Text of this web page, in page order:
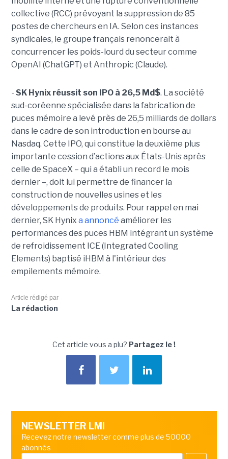
collective (RCC) prévoyant la suppression de 85
postes de chercheurs en IA. Selon ces instances
syndicales, le groupe français renoncerait à
concurrencer les poids-lourd du secteur comme
OpenAI (ChatGPT) et Anthropic (Claude).
- SK Hynix réussit son IPO à 26,5 Md$. La société
sud-coréenne spécialisée dans la fabrication de
puces mémoire a levé près de 26,5 milliards de dollars
dans le cadre de son introduction en bourse au
Nasdaq. Cette IPO, qui constitue la deuxième plus
importante cession d’actions aux États-Unis après
celle de SpaceX – qui a établi un record le mois
dernier –, doit lui permettre de financer la
construction de nouvelles usines et les
développements de produits. Pour rappel en mai
dernier, SK Hynix a annoncé améliorer les
performances des puces HBM intégrant un système
de refroidissement ICE (Integrated Cooling
Elements) baptisé iHBM à l'intérieur des
empilements mémoire.
Article rédigé par
La rédaction
Cet article vous a plu? Partagez le !
NEWSLETTER LMI
Recevez notre newsletter comme plus de 50000
abonnés